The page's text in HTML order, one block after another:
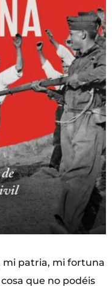
mi patria, mi fortuna
que no podéis